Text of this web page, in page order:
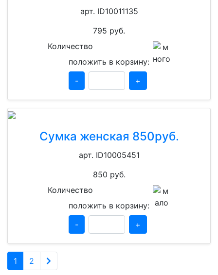
арт. ID10011135
795 руб.
Количество
положить в корзину:
-
+
Сумка женская 850руб.
арт. ID10005451
850 руб.
Количество
положить в корзину:
-
+
1 2